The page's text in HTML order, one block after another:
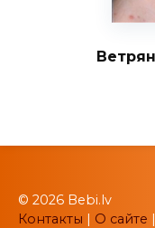
© 2026 Bebi.lv
Контакты
О сайте